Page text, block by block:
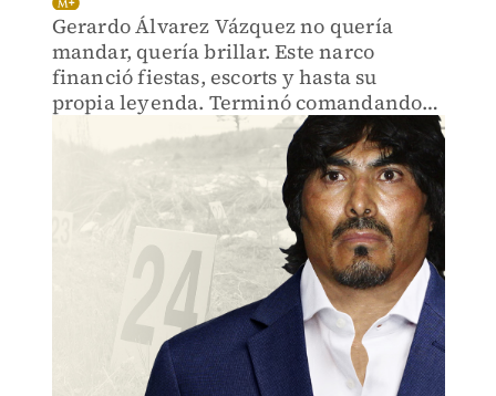
Gerardo Álvarez Vázquez no quería
mandar, quería brillar. Este narco
financió fiestas, escorts y hasta su
propia leyenda. Terminó comandando
una masacre en La Marquesa.